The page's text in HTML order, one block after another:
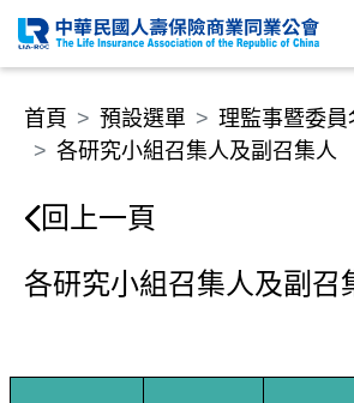
各研究小組召集人及
首頁 預設選單
理監事暨委員
各研究小組召集人及副召集人
回上一頁
各研究小組召集人及副召